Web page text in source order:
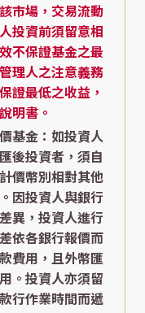
市場，交易流動
投資前須留意相
不保證基金之最
理人之注意義務
證最低之收益，
明書。
基金：如投資人
後投資者，須自
價幣別相對其他
因投資人與銀行
異，投資人進行
依各銀行報價而
費用，且外幣匯
。投資人亦須留
行作業時間而遞